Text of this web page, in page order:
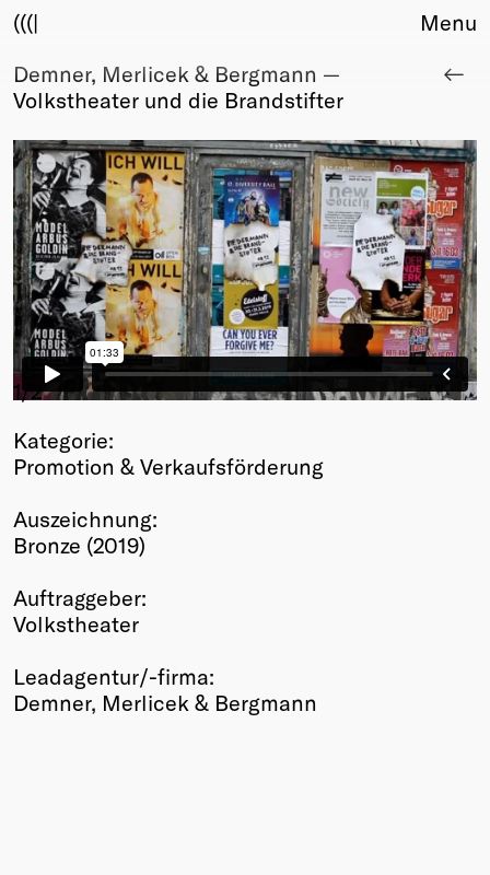
(((|
About
Club
Sponsors
Fair Work
TBD
Events
Upcoming
Past
Membership
Info
Young Creatives
Friends of Creativity
Winners
2026
Annual
Menu
Demner, Merlicek & Bergmann —
Volkstheater und die Brandstifter
1/2
Kategorie:
Promotion & Verkaufsförderung
Auszeichnung:
Bronze (2019)
Auftraggeber:
Volkstheater
Leadagentur/-firma:
Demner, Merlicek & Bergmann